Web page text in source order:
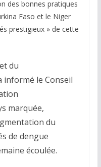
des bonnes pratiques
Faso et le Niger
prestigieux » de cette
du
informé le Conseil
marquée,
du
de dengue
écoulée.